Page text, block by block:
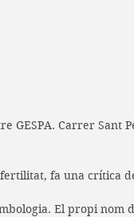
GESPA. Carrer Sant
fa una crítica
El propi nom